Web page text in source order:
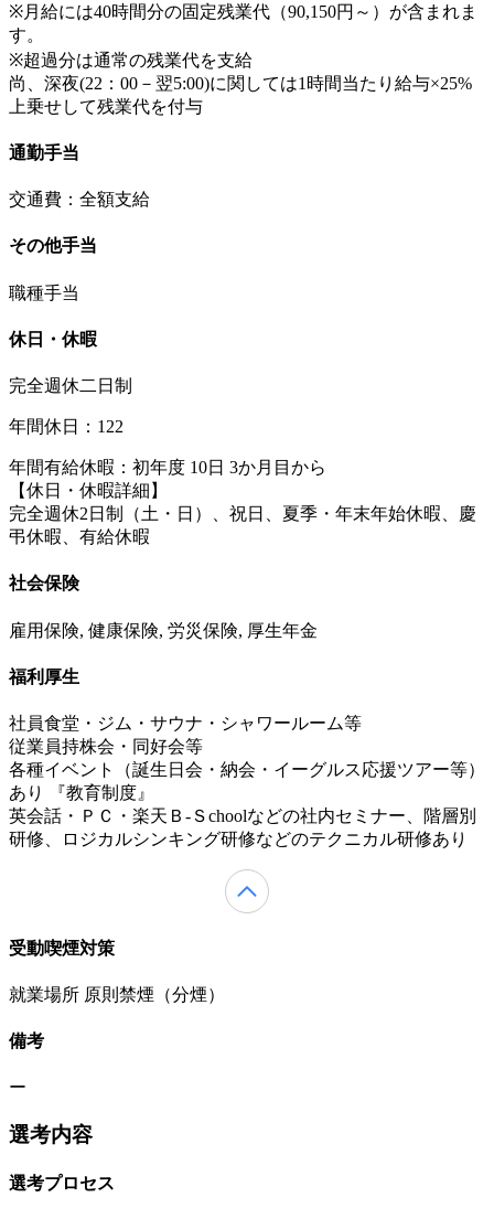
※月給には40時間分の固定残業代（90,150円～）が含まれま
す。
※超過分は通常の残業代を支給
尚、深夜(22：00－翌5:00)に関しては1時間当たり給与×25%
上乗せして残業代を付与
通勤手当
交通費：全額支給
その他手当
職種手当
休日・休暇
完全週休二日制
年間休日：122
年間有給休暇：初年度 10日 3か月目から
【休日・休暇詳細】
完全週休2日制（土・日）、祝日、夏季・年末年始休暇、慶
弔休暇、有給休暇
社会保険
雇用保険, 健康保険, 労災保険, 厚生年金
福利厚生
社員食堂・ジム・サウナ・シャワールーム等
従業員持株会・同好会等
各種イベント（誕生日会・納会・イーグルス応援ツアー等）
あり 『教育制度』
英会話・ＰＣ・楽天Ｂ-Ｓchoolなどの社内セミナー、階層別
研修、ロジカルシンキング研修などのテクニカル研修あり
受動喫煙対策
就業場所 原則禁煙（分煙）
備考
ー
選考内容
選考プロセス